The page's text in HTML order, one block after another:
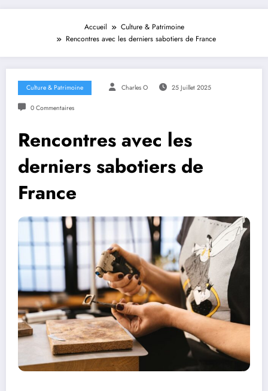
Accueil
Culture & Patrimoine
Rencontres avec les derniers sabotiers de France
Culture & Patrimoine Charles O 25 Juillet 2025
0 Commentaires
Rencontres avec les
derniers sabotiers de
France